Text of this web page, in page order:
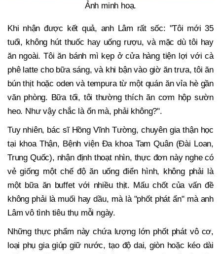
Ảnh minh hoạ.
Khi nhận được kết quả, anh Lâm rất sốc: "Tôi mới 35
tuổi, không hút thuốc hay uống rượu, và mặc dù tôi hay
ăn ngoài. Tôi ăn bánh mì kẹp ở cửa hàng tiện lợi với cà
phê latte cho bữa sáng, và khi bận vào giờ ăn trưa, tôi ăn
bún thịt hoặc oden và tempura từ một quán ăn vỉa hè gần
văn phòng. Bữa tối, tôi thường thích ăn cơm hộp sườn
heo. Như vậy chắc là ổn mà, phải không?".
Tuy nhiên, bác sĩ Hồng Vĩnh Tường, chuyên gia thận học
tại khoa Thận, Bệnh viện Đa khoa Tam Quân (Đài Loan,
Trung Quốc), nhận định thoạt nhìn, thực đơn này nghe có
vẻ giống một chế độ ăn uống điển hình, không phải là
một bữa ăn buffet với nhiều thịt. Mấu chốt của vấn đề
không phải là muối hay dầu, mà là "phốt phát ẩn" mà anh
Lâm vô tình tiêu thụ mỗi ngày.
Những thực phẩm này chứa lượng lớn phốt phát vô cơ,
loại phụ gia giúp giữ nước, tạo độ dai, giòn hoặc kéo dài